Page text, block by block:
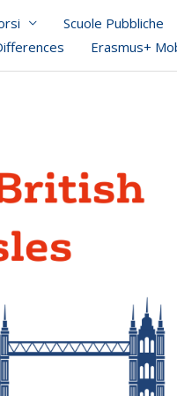
Scuole Pubbliche
Erasmus+